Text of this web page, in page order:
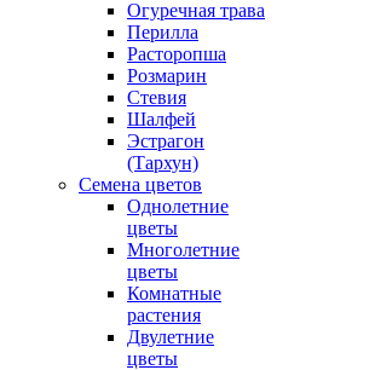
Огуречная трава
Перилла
Расторопша
Розмарин
Стевия
Шалфей
Эстрагон
(Тархун)
Семена цветов
Однолетние
цветы
Многолетние
цветы
Комнатные
растения
Двулетние
цветы